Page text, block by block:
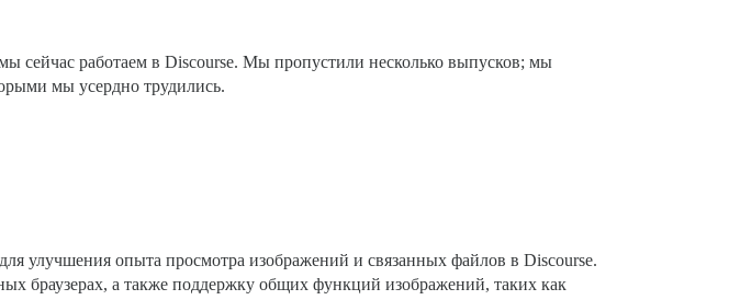
сейчас работаем в Discourse. Мы пропустили несколько выпусков; мы
мы усердно трудились.
улучшения опыта просмотра изображений и связанных файлов в Discourse.
браузерах, а также поддержку общих функций изображений, таких как